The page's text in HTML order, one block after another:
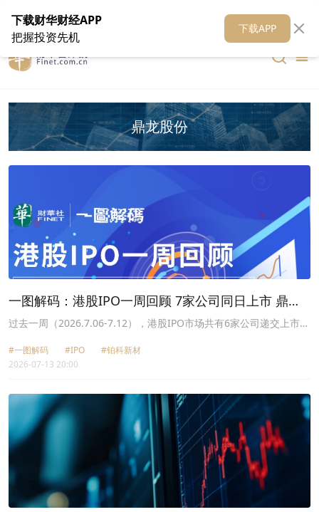
在线客服 关于我们 财华媒体矩阵 财华智库
鼎龙股份
一图解码：港股IPO一周回顾 7家公司同日上市 鼎泰
高科上市破发超13%
过去一周（2026.7.06-7.12），港股IPO市场共有6家公司递交上市申
下等。
#一图解码 #IPO
#铂科新材
2026-07-13 20:00
下载财华财经APP
把握投资先机
下载APP